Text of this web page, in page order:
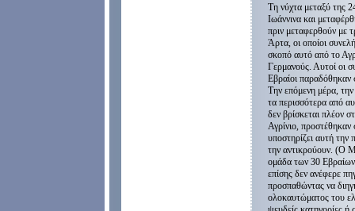
Τη νύχτα μεταξύ της
Ιωάννινα και
πριν μεταφερθούν με
Άρτα, οι οποίοι
σκοπό αυτό από το
Γερμανούς. Αυτοί οι
Εβραίοι παραδόθηκαν
Την επόμενη μέρα,
τα περισσότερα από
δεν βρίσκεται πλέον
Αγρίνιο,
υποστηρίζει αυτή
την αντικρούουν. (Ο
ομάδα των 30 Εβραίων
επίσης δεν ανέφερε
προσπαθώντας να
ολοκαυτώματος του